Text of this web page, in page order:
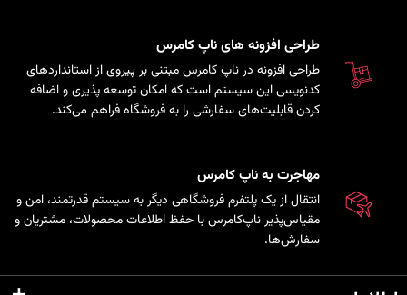
طراحی افزونه های ناپ کامرس
طراحی افزونه در ناپ کامرس مبتنی بر پیروی از استانداردهای
کدنویسی این سیستم است که امکان توسعه پذیری و اضافه
کردن قابلیت‌های سفارشی را به فروشگاه فراهم می‌کند.
مهاجرت به ناپ کامرس
انتقال از یک پلتفرم فروشگاهی دیگر به سیستم قدرتمند، امن و
مقیاس‌پذیر ناپ‌کامرس با حفظ اطلاعات محصولات، مشتریان و
سفارش‌ها.